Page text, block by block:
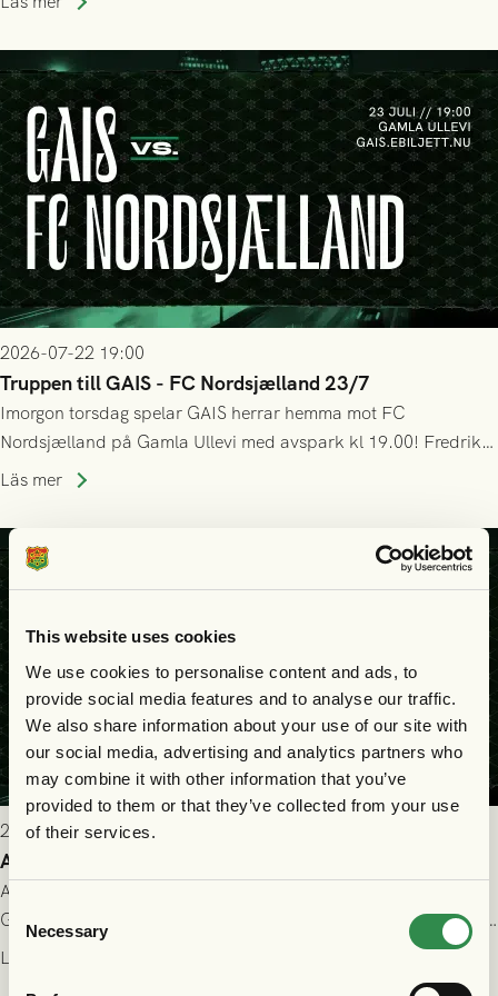
This website uses cookies
We use cookies to personalise content and ads, to
provide social media features and to analyse our traffic.
We also share information about your use of our site with
our social media, advertising and analytics partners who
may combine it with other information that you’ve
provided to them or that they’ve collected from your use
of their services.
Consent
Selection
Necessary
seger! Matchfoto: Mikael Josefsson & Lasse Ekström
2026-07-22 19:00
Truppen till GAIS - FC Nordsjælland 23/7
Imorgon torsdag spelar GAIS herrar hemma mot FC
Nordsjælland på Gamla Ullevi med avspark kl 19.00! Fredrik
Holmberg och ledarstaben har tagit ut följande trupp till
Läs mer
2026-07-22 9:00
Allt du behöver veta inför GAIS - FC Nordsjælland
All evenemangsinformation du kan behöva inför ditt besök på
Gamla Ullevi och matchen mellan GAIS och FC Nordsjælland i
kvalet till Conference League! Avspark kl 19.00 på torsdag
Läs mer